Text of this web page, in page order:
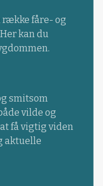
række fåre- og
kan du
smitsom
vilde og
få vigtig viden
aktuelle